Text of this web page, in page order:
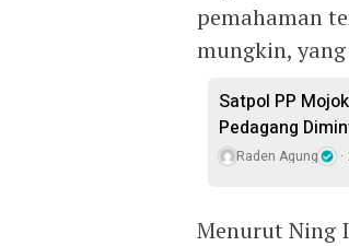
pemahaman
mungkin,
Satpol PP
Pedagang
Raden Agung
Menurut Ning